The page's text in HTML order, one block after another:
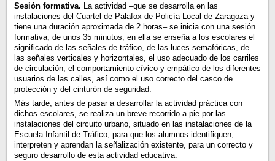
Sesión formativa.
La actividad –que se desarrolla en las
instalaciones del Cuartel de Palafox de Policía Local de Zaragoza y
tiene una duración aproximada de 2 horas– se inicia con una sesión
formativa, de unos 35 minutos; en ella se enseña a los escolares el
significado de las señales de tráfico, de las luces semafóricas, de
las señales verticales y horizontales, el uso adecuado de los carriles
de circulación, el comportamiento cívico y empático de los diferentes
usuarios de las calles, así como el uso correcto del casco de
protección y del cinturón de seguridad.
Más tarde, antes de pasar a desarrollar la actividad práctica con
dichos escolares, se realiza un breve recorrido a pie por las
instalaciones del circuito urbano, situado en las instalaciones de la
Escuela Infantil de Tráfico, para que los alumnos identifiquen,
interpreten y aprendan la señalización existente, para un correcto y
seguro desarrollo de esta actividad educativa.